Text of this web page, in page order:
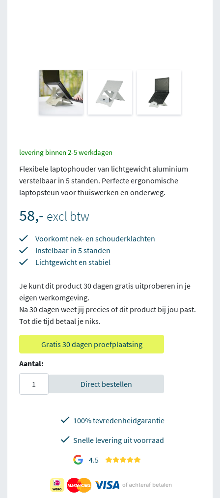
levering binnen 2-5 werkdagen
Flexibele laptophouder van lichtgewicht aluminium
verstelbaar in 5 standen. Perfecte ergonomische
laptopsteun voor thuiswerken en onderweg.
58,- excl btw
Voorkomt nek- en schouderklachten
Instelbaar in 5 standen
Lichtgewicht en stabiel
Je kunt dit product 30 dagen gratis uitproberen in je
eigen werkomgeving.
Na 30 dagen weet jij precies of dit product bij jou past.
Tot die tijd betaal je niks.
Gratis 30 dagen proefplaatsing
Aantal:
Direct bestellen
100% tevredenheidgarantie
Snelle levering uit voorraad
4.5